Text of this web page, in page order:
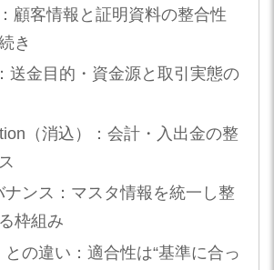
顧客情報と証明資料の整合性
き
送金目的・資金源と取引実態の
（消込）：会計・入出金の整
ナンス：マスタ情報を統一し整
枠組み
との違い：適合性は“基準に合っ